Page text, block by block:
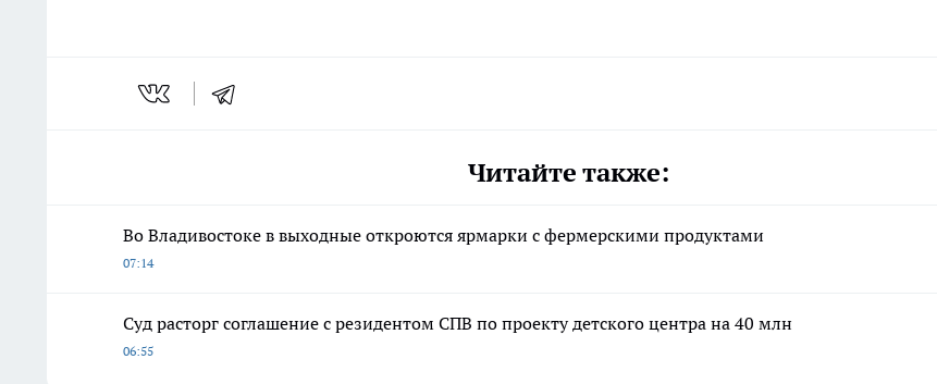
Читайте также:
Во Владивостоке в выходные откроются ярмарки с фермерскими продуктами
07:14
Суд расторг соглашение с резидентом СПВ по проекту детского центра на 40 млн
06:55